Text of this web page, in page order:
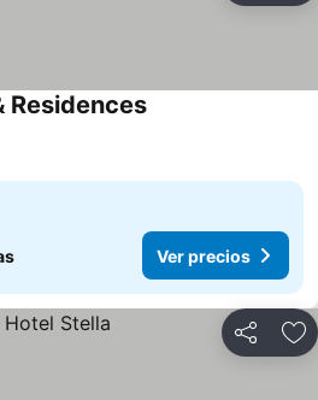
Residences
Ver precios
Compartir